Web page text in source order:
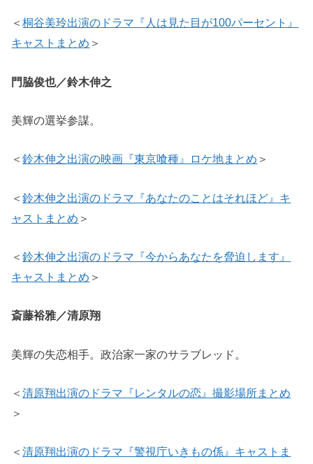
＜桐谷美玲出演のドラマ『人は見た目が100パーセント』
キャストまとめ ＞
門脇俊也／鈴木伸之
美輝の選挙参謀。
＜鈴木伸之出演の映画『東京喰種』ロケ地まとめ ＞
＜鈴木伸之出演のドラマ『あなたのことはそれほど』キ
ャストまとめ ＞
＜鈴木伸之出演のドラマ『今からあなたを脅迫します』
キャストまとめ ＞
斎藤裕雅／清原翔
美輝の失恋相手。政治家一家のサラブレッド。
＜清原翔出演のドラマ『レンタルの恋』撮影場所まとめ
＞
＜清原翔出演のドラマ『警視庁いきもの係』キャストま